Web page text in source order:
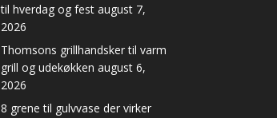
til hverdag og fest august 7,
2026
Thomsons grillhandsker til varm
grill og udekøkken august 6,
2026
8 grene til gulvvase der virker